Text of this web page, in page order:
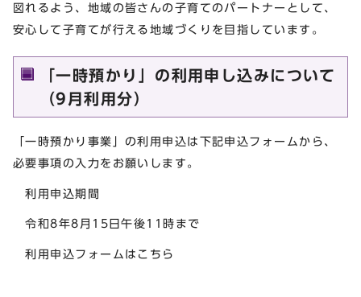
図れるよう、地域の皆さんの子育てのパートナーとして、
安心して子育てが行える地域づくりを目指しています。
「一時預かり」の利用申し込みについて
（9月利用分）
「一時預かり事業」の利用申込は下記申込フォームから、
必要事項の入力をお願いします。
利用申込期間
令和8年8月15日午後11時まで
利用申込フォームはこちら